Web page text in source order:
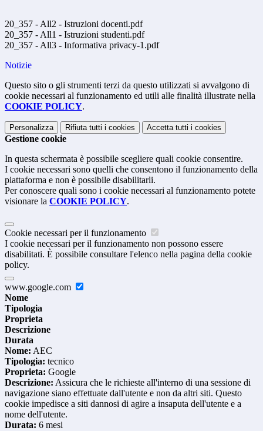
20_357 - All2 - Istruzioni docenti.pdf
20_357 - All1 - Istruzioni studenti.pdf
20_357 - All3 - Informativa privacy-1.pdf
Notizie
Questo sito o gli strumenti terzi da questo utilizzati si avvalgono di
cookie necessari al funzionamento ed utili alle finalità illustrate nella
COOKIE POLICY.
Personalizza Rifiuta tutti i cookies Accetta tutti i cookies
Gestione cookie
In questa schermata è possibile scegliere quali cookie consentire.
I cookie necessari sono quelli che consentono il funzionamento della
piattaforma e non è possibile disabilitarli.
Per conoscere quali sono i cookie necessari al funzionamento potete
visionare la COOKIE POLICY.
Cookie necessari per il funzionamento
I cookie necessari per il funzionamento non possono essere
disabilitati. È possibile consultare l'elenco nella pagina della cookie
policy.
www.google.com
Nome
Tipologia
Proprieta
Descrizione
Durata
Nome: AEC
Tipologia: tecnico
Proprieta: Google
Descrizione: Assicura che le richieste all'interno di una sessione di
navigazione siano effettuate dall'utente e non da altri siti. Questo
cookie impedisce a siti dannosi di agire a insaputa dell'utente e a
nome dell'utente.
Durata: 6 mesi